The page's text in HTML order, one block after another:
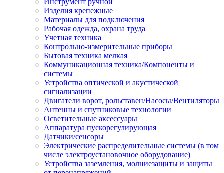
Изделия крепежные
Материалы для подключения
Рабочая одежда, охрана труда
Учетная техника
Контрольно-измерительные приборы
Бытовая техника мелкая
Коммуникационная техника/Компоненты и
системы
Устройства оптической и акустической
сигнализации
Двигатели ворот, рольставен/Насосы/Вентиляторы
Антенны и спутниковые технологии
Осветительные аксессуары
Аппаратура пускорегулирующая
Датчики/сенсоры
Электрические распределительные системы (в том
числе электроустановочное оборудование)
Устройства заземления, молниезащиты и защиты